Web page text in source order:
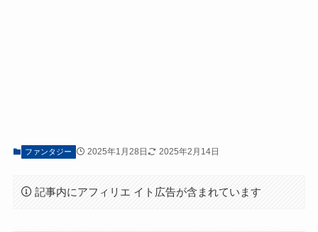
ファンタジー 2025年1月28日 2025年2月14日
記事内にアフィリエ イト広告が含まれています